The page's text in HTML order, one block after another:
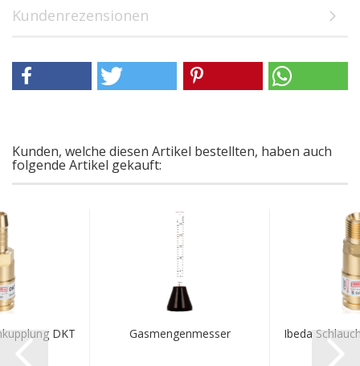
Kundenrezensionen
Kunden, welche diesen Artikel bestellten, haben auch
folgende Artikel gekauft:
DKT Gasmengenmesser Ibeda